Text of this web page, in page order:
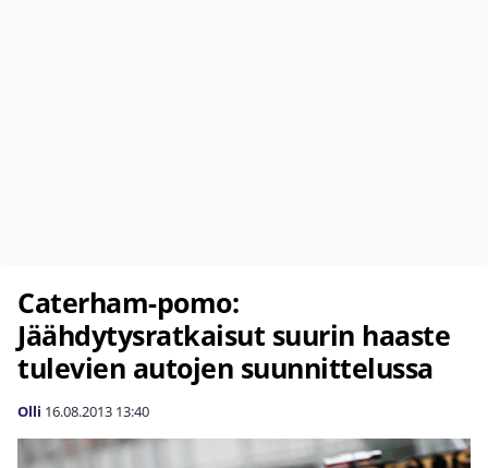
Caterham-pomo:
Jäähdytysratkaisut suurin haaste
tulevien autojen suunnittelussa
Olli 16.08.2013 13:40